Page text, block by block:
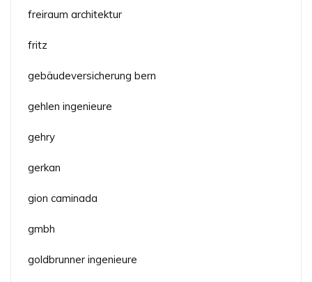
freiraum architektur
fritz
gebäudeversicherung bern
gehlen ingenieure
gehry
gerkan
gion caminada
gmbh
goldbrunner ingenieure